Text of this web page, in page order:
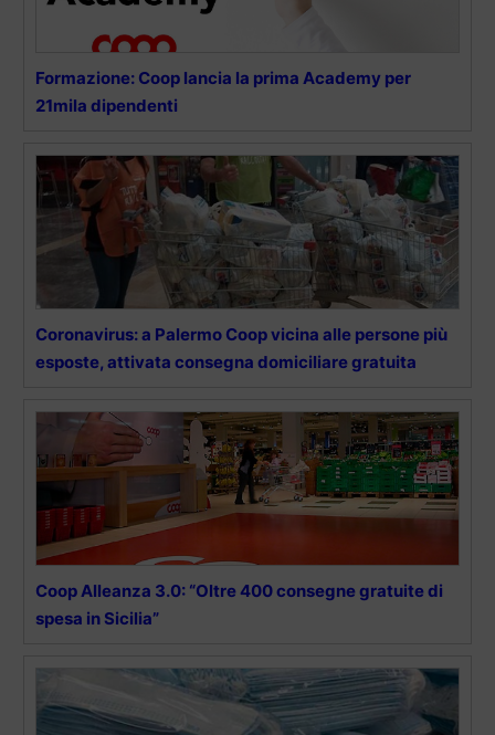
Formazione: Coop lancia la prima Academy per
21mila dipendenti
Coronavirus: a Palermo Coop vicina alle persone più
esposte, attivata consegna domiciliare gratuita
Coop Alleanza 3.0: “Oltre 400 consegne gratuite di
spesa in Sicilia”